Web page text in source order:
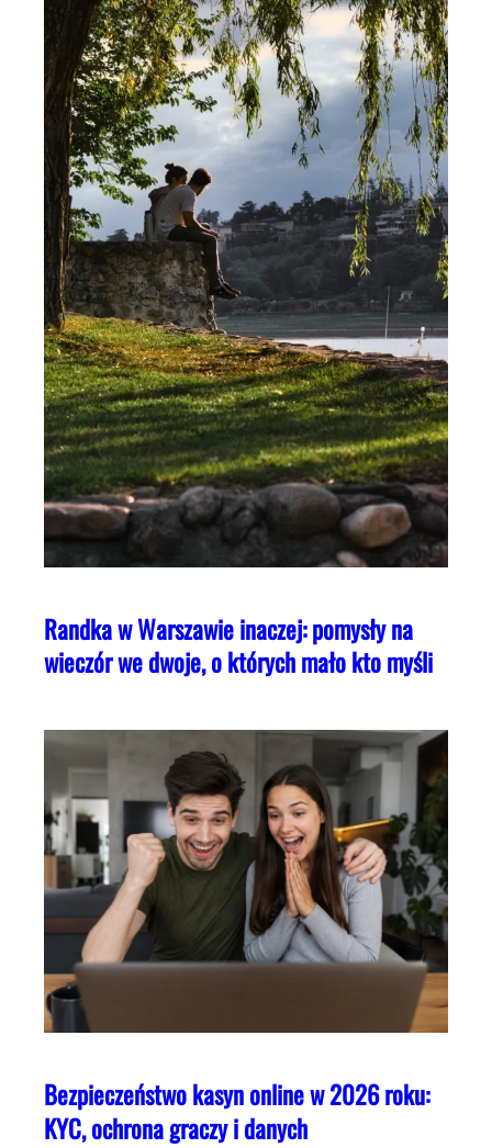
Randka w Warszawie inaczej: pomysły na
wieczór we dwoje, o których mało kto myśli
Bezpieczeństwo kasyn online w 2026 roku:
KYC, ochrona graczy i danych